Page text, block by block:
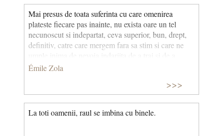
Mai presus de toata suferinta cu care omenirea
plateste fiecare pas inainte, nu exista oare un tel
necunoscut si indepartat, ceva superior, bun, drept,
definitiv, catre care mergem fara sa stim si care ne
spera?
Émile Zola
>>>
La toti oamenii, raul se imbina cu binele.